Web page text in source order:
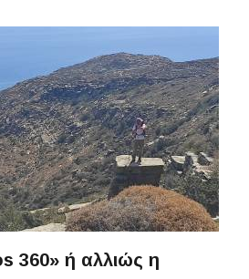
360» ή αλλιώς η